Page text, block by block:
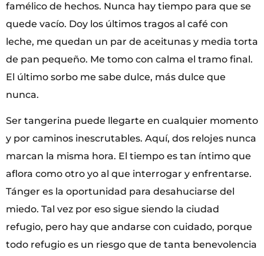
famélico de hechos. Nunca hay tiempo para que se
quede vacío. Doy los últimos tragos al café con
leche, me quedan un par de aceitunas y media torta
de pan pequeño. Me tomo con calma el tramo final.
El último sorbo me sabe dulce, más dulce que
nunca.
Ser tangerina puede llegarte en cualquier momento
y por caminos inescrutables. Aquí, dos relojes nunca
marcan la misma hora. El tiempo es tan íntimo que
aflora como otro yo al que interrogar y enfrentarse.
Tánger es la oportunidad para desahuciarse del
miedo. Tal vez por eso sigue siendo la ciudad
refugio, pero hay que andarse con cuidado, porque
todo refugio es un riesgo que de tanta benevolencia